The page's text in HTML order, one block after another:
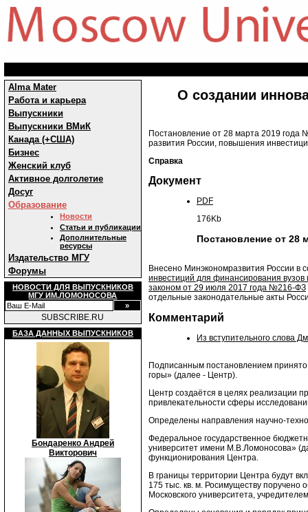
Alma Mater
Работа и карьера
Выпускники
Выпускники ВМиК
Канада (+США)
Бизнес
Женский клуб
Активное долголетие
Досуг
Образование
Новости
Статьи и публикации
Дополнительные
ресурсы
Издательство МГУ
Форумы
НОВОСТИ ДЛЯ ВЫПУСКНИКОВ
МГУ ИМ.ЛОМОНОСОВА
SUBSCRIBE.RU
БАЗА ДАННЫХ ВЫПУСКНИКОВ
Бондаренко Андрей
Викторович
О создании
Постановление от 28 марта 2019 года
развития России, повышения
Справка
Документ
PDF
176Kb
Постановление от 28
Внесено Минэкономразвития России в
инвестиций для финансирования
законом от 29 июля 2017 года №216-ФЗ
отдельные законодательные акты
Комментарий
Из вступительного слова
Подписанным постановлением
горы» (далее - Центр).
Центр создаётся в целях реализации
привлекательности сферы
Определены направления научно-
Федеральное государственное
университет имени М.В.Ломоносова»
функционирования Центра.
В границы территории Центра будут
175 тыс. кв. м. Росимуществу поручено
Московского университета,